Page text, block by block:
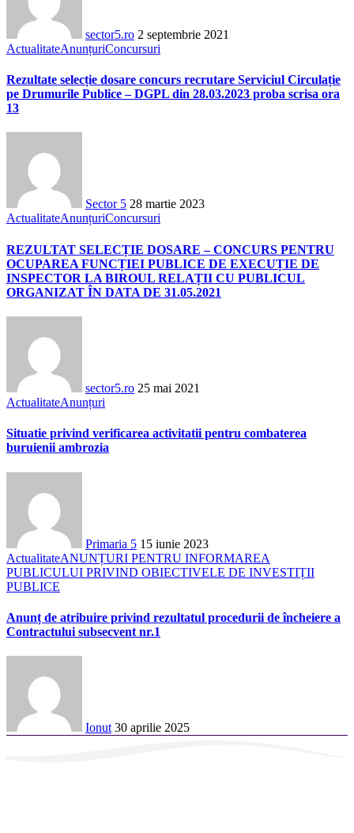
sector5.ro 2 septembrie 2021
ActualitateAnunțuriConcursuri
Rezultate selecție dosare concurs recrutare Serviciul Circulație
pe Drumurile Publice – DGPL din 28.03.2023 proba scrisa ora
13
Sector 5 28 martie 2023
ActualitateAnunțuriConcursuri
REZULTAT SELECȚIE DOSARE – CONCURS PENTRU
OCUPAREA FUNCȚIEI PUBLICE DE EXECUȚIE DE
INSPECTOR LA BIROUL RELAȚII CU PUBLICUL
ORGANIZAT ÎN DATA DE 31.05.2021
sector5.ro 25 mai 2021
ActualitateAnunțuri
Situatie privind verificarea activitatii pentru combaterea
buruienii ambrozia
Primaria 5 15 iunie 2023
ActualitateANUNȚURI PENTRU INFORMAREA
PUBLICULUI PRIVIND OBIECTIVELE DE INVESTIȚII
PUBLICE
Anunț de atribuire privind rezultatul procedurii de încheiere a
Contractului subsecvent nr.1
Ionut 30 aprilie 2025